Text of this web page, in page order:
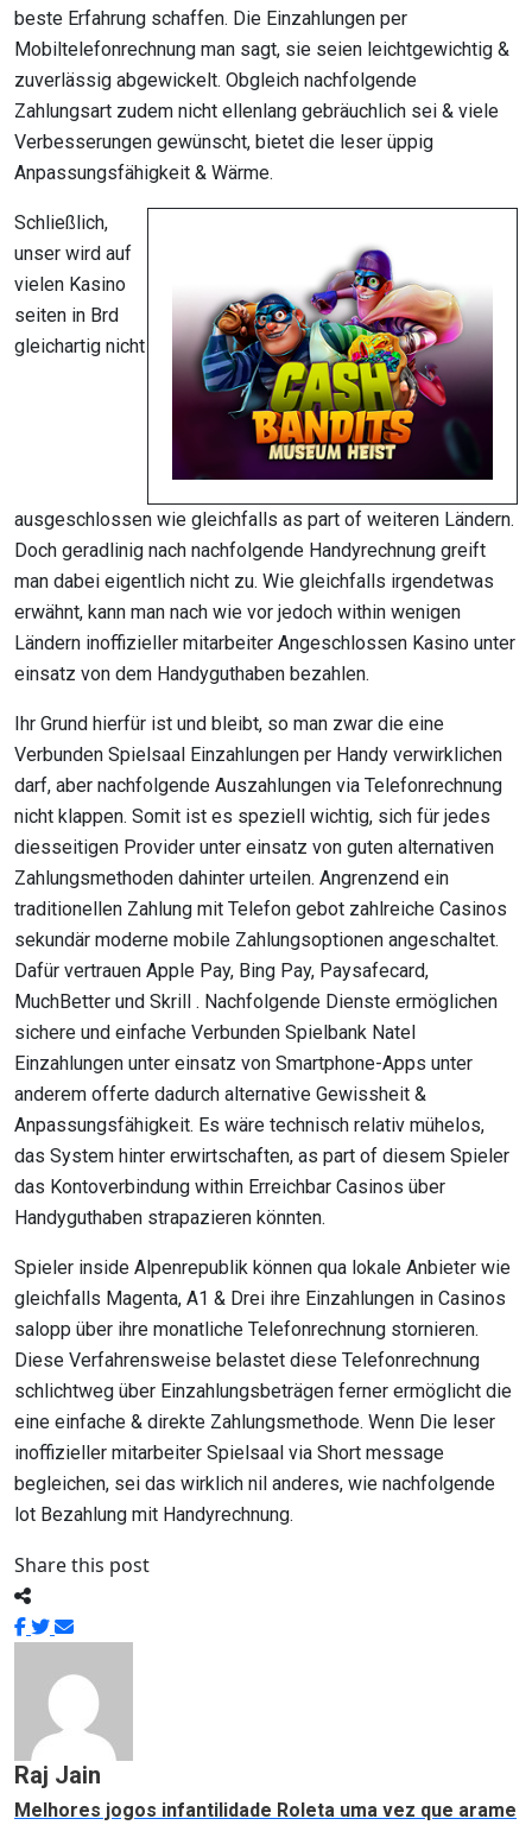
beste Erfahrung schaffen. Die Einzahlungen per
Mobiltelefonrechnung man sagt, sie seien leichtgewichtig &
zuverlässig abgewickelt. Obgleich nachfolgende
Zahlungsart zudem nicht ellenlang gebräuchlich sei & viele
Verbesserungen gewünscht, bietet die leser üppig
Anpassungsfähigkeit & Wärme.
Schließlich,
unser wird auf
vielen Kasino
seiten in Brd
gleichartig nicht
ausgeschlossen wie gleichfalls as part of weiteren Ländern.
Doch geradlinig nach nachfolgende Handyrechnung greift
man dabei eigentlich nicht zu. Wie gleichfalls irgendetwas
erwähnt, kann man nach wie vor jedoch within wenigen
Ländern inoffizieller mitarbeiter Angeschlossen Kasino unter
einsatz von dem Handyguthaben bezahlen.
Ihr Grund hierfür ist und bleibt, so man zwar die eine
Verbunden Spielsaal Einzahlungen per Handy verwirklichen
darf, aber nachfolgende Auszahlungen via Telefonrechnung
nicht klappen. Somit ist es speziell wichtig, sich für jedes
diesseitigen Provider unter einsatz von guten alternativen
Zahlungsmethoden dahinter urteilen. Angrenzend ein
traditionellen Zahlung mit Telefon gebot zahlreiche Casinos
sekundär moderne mobile Zahlungsoptionen angeschaltet.
Dafür vertrauen Apple Pay, Bing Pay, Paysafecard,
MuchBetter und Skrill . Nachfolgende Dienste ermöglichen
sichere und einfache Verbunden Spielbank Natel
Einzahlungen unter einsatz von Smartphone-Apps unter
anderem offerte dadurch alternative Gewissheit &
Anpassungsfähigkeit. Es wäre technisch relativ mühelos,
das System hinter erwirtschaften, as part of diesem Spieler
das Kontoverbindung within Erreichbar Casinos über
Handyguthaben strapazieren könnten.
Spieler inside Alpenrepublik können qua lokale Anbieter wie
gleichfalls Magenta, A1 & Drei ihre Einzahlungen in Casinos
salopp über ihre monatliche Telefonrechnung stornieren.
Diese Verfahrensweise belastet diese Telefonrechnung
schlichtweg über Einzahlungsbeträgen ferner ermöglicht die
eine einfache & direkte Zahlungsmethode. Wenn Die leser
inoffizieller mitarbeiter Spielsaal via Short message
begleichen, sei das wirklich nil anderes, wie nachfolgende
lot Bezahlung mit Handyrechnung.
Share this post
Raj Jain
Melhores jogos infantilidade Roleta uma vez que arame